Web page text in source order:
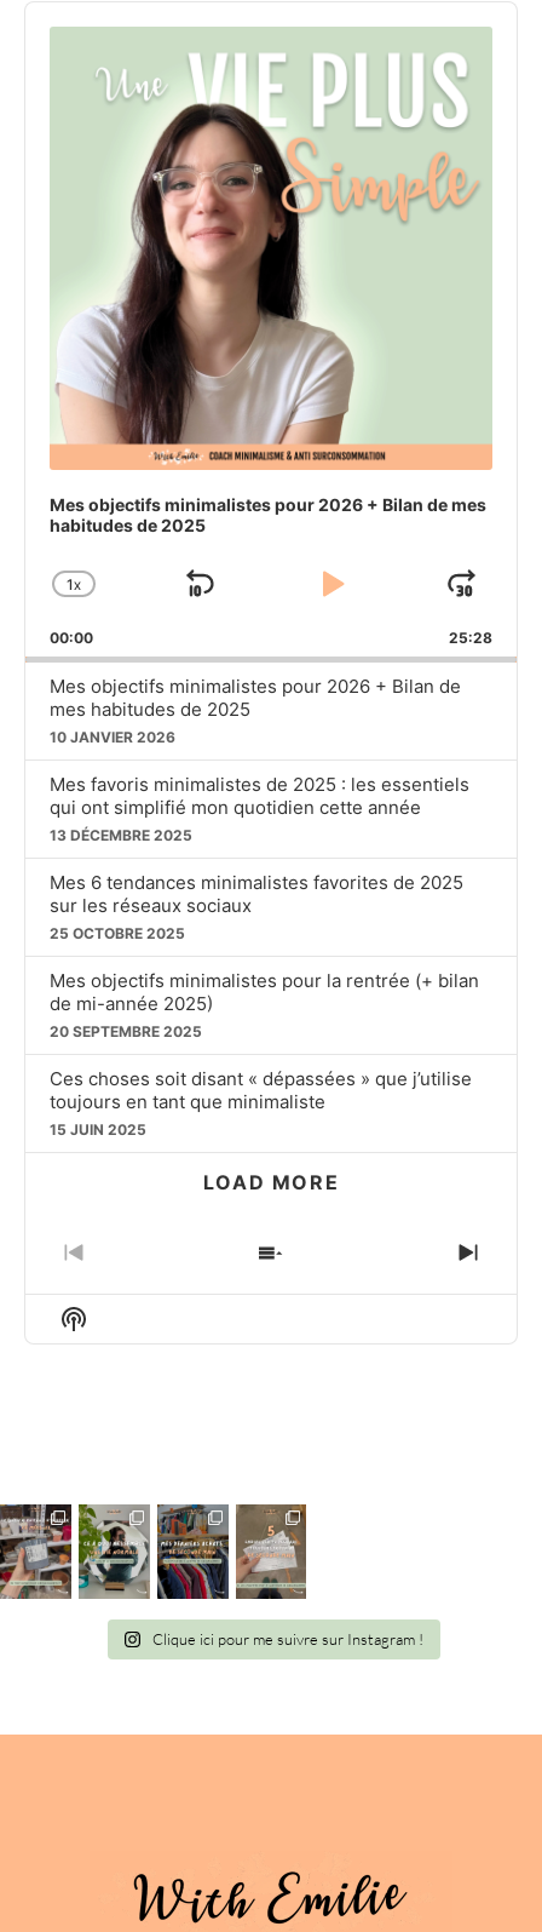
Audio
Player
Mes objectifs minimalistes pour 2026 + Bilan de mes
habitudes de 2025
CHANGE
RATE
1X
SKIP
PLAY
PAUSE
00:00 25:28
Mes objectifs minimalistes pour 2026 + Bilan de
mes habitudes de 2025
10 JANVIER 2026
Mes favoris minimalistes de 2025 : les essentiels
qui ont simplifié mon quotidien cette année
13 DÉCEMBRE 2025
Mes 6 tendances minimalistes favorites de 2025
sur les réseaux sociaux
25 OCTOBRE 2025
Mes objectifs minimalistes pour la rentrée (+ bilan
de mi-année 2025)
20 SEPTEMBRE 2025
Ces choses soit disant « dépassées » que j’utilise
toujours en tant que minimaliste
15 JUIN 2025
LOAD MORE
PREVIOUS
EPISODE
SHOW
EPISODES
NEXT
Show
Podcast
Clique ici pour me suivre sur Instagram !